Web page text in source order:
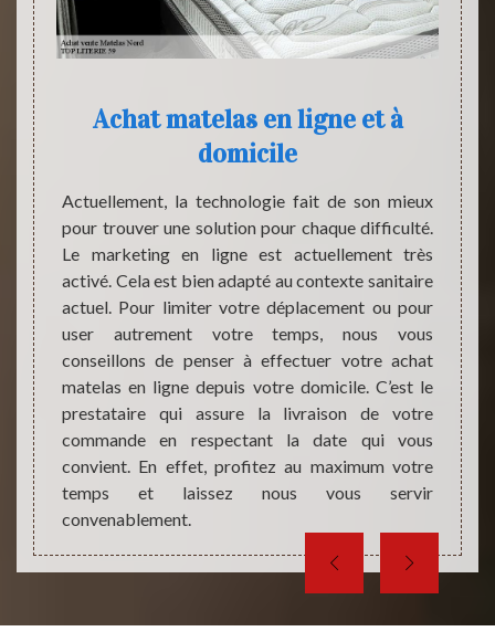
de
Le
être
le
une
que
Achat matelas en ligne et à
domicile
Actuellement, la technologie fait de son mieux
pour trouver une solution pour chaque difficulté.
Le marketing en ligne est actuellement très
activé. Cela est bien adapté au contexte sanitaire
actuel. Pour limiter votre déplacement ou pour
user autrement votre temps, nous vous
conseillons de penser à effectuer votre achat
matelas en ligne depuis votre domicile. C’est le
prestataire qui assure la livraison de votre
commande en respectant la date qui vous
convient. En effet, profitez au maximum votre
temps et laissez nous vous servir
convenablement.
Les